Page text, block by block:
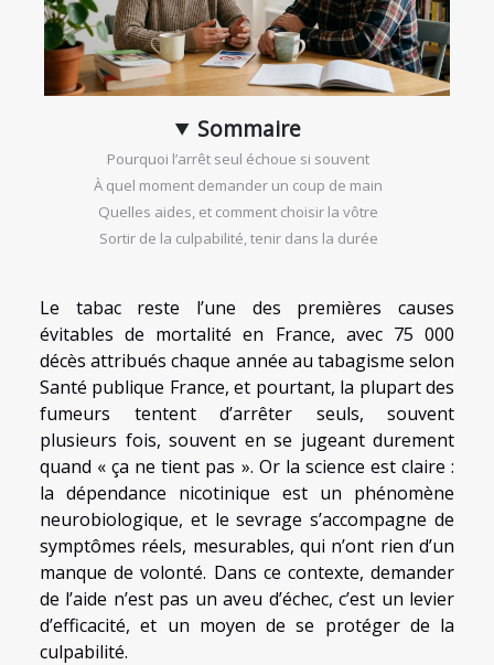
Sommaire
Pourquoi l’arrêt seul échoue si souvent
À quel moment demander un coup de main
Quelles aides, et comment choisir la vôtre
Sortir de la culpabilité, tenir dans la durée
Le tabac reste l’une des premières causes
évitables de mortalité en France, avec 75 000
décès attribués chaque année au tabagisme selon
Santé publique France, et pourtant, la plupart des
fumeurs tentent d’arrêter seuls, souvent
plusieurs fois, souvent en se jugeant durement
quand « ça ne tient pas ». Or la science est claire :
la dépendance nicotinique est un phénomène
neurobiologique, et le sevrage s’accompagne de
symptômes réels, mesurables, qui n’ont rien d’un
manque de volonté. Dans ce contexte, demander
de l’aide n’est pas un aveu d’échec, c’est un levier
d’efficacité, et un moyen de se protéger de la
culpabilité.